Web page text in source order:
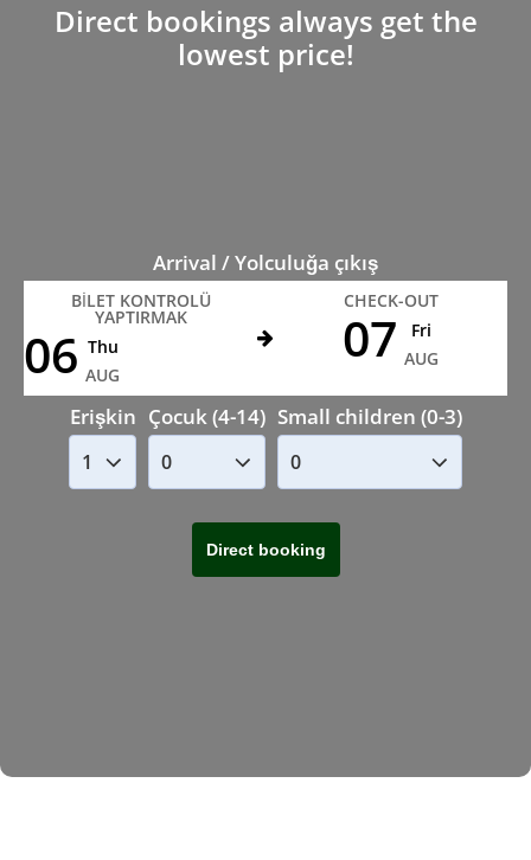
Direct bookings always get the
lowest price!
Arrival / Yolculuğa çıkış
BILET KONTROLÜ
YAPTIRMAK
06 Thu
AUG
CHECK-OUT
07
Fri
AUG
Erişkin Çocuk (4-14) Small children (0-3)